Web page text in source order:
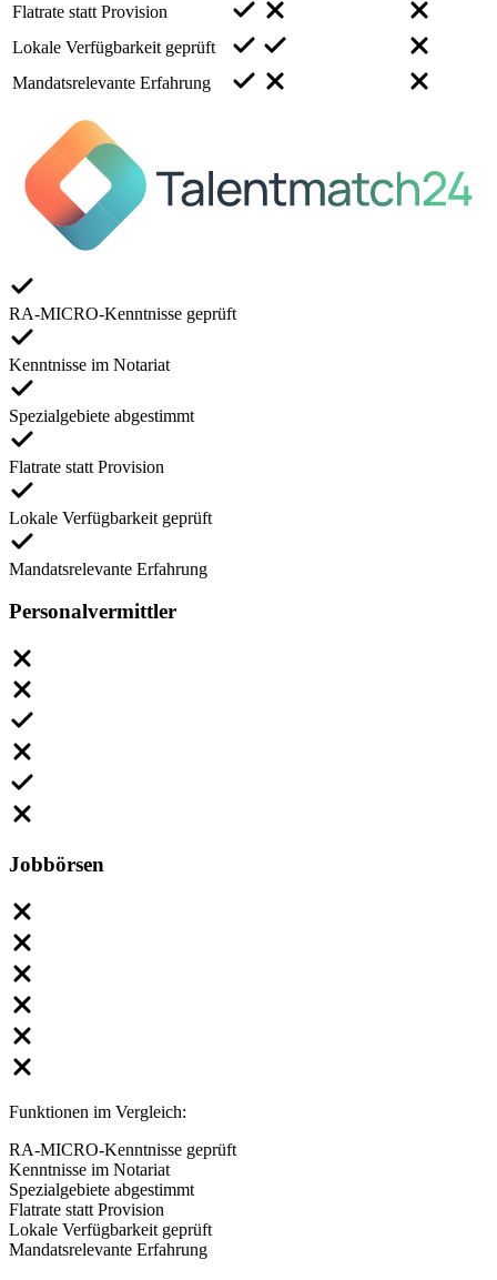
Flatrate statt Provision
Lokale Verfügbarkeit geprüft
Mandatsrelevante Erfahrung
RA-MICRO-Kenntnisse geprüft
Kenntnisse im Notariat
Spezialgebiete abgestimmt
Flatrate statt Provision
Lokale Verfügbarkeit geprüft
Mandatsrelevante Erfahrung
Personalvermittler
Jobbörsen
Funktionen im Vergleich:
RA-MICRO-Kenntnisse geprüft
Kenntnisse im Notariat
Spezialgebiete abgestimmt
Flatrate statt Provision
Lokale Verfügbarkeit geprüft
Mandatsrelevante Erfahrung